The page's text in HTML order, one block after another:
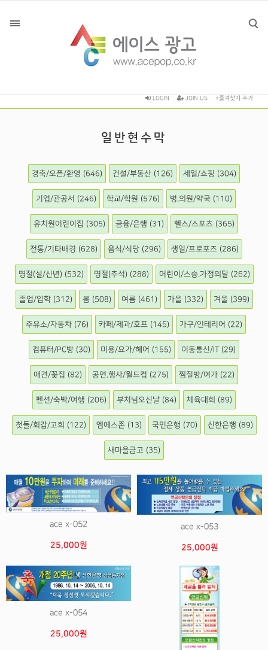
LOGIN JOIN US +즐겨찾기 추가
일반현수막
경축/오픈/환영 (646) 건설/부동산 (126) 세일/쇼핑 (304)
기업/관공서 (246) 학교/학원 (576) 병.의원/약국 (110)
유치원어린이집 (305) 금융/은행 (31) 헬스/스포츠 (365)
전통/기타배경 (628) 음식/식당 (296) 생일/프로포즈 (286)
명절(설/신년) (532) 명절(추석) (288) 어린이/스승.가정의달 (262)
졸업/입학 (312) 봄 (508) 여름 (461) 가을 (332) 겨울 (399)
주유소/자동차 (76) 카페/제과/호프 (145) 가구/인테리어 (22)
컴퓨터/PC방 (30) 미용/요가/헤어 (155) 이동통신/IT (29)
애견/꽃집 (82) 공연.행사/월드컵 (275) 찜질방/여가 (22)
펜션/숙박/여행 (206) 부처님오신날 (84) 체육대회 (89)
첫돌/회갑/고희 (122) 엠에스존 (13) 국민은행 (70) 신한은행 (89)
새마을금고 (35)
ace x-052
25,000원
ace x-053
25,000원
ace x-054
25,000원